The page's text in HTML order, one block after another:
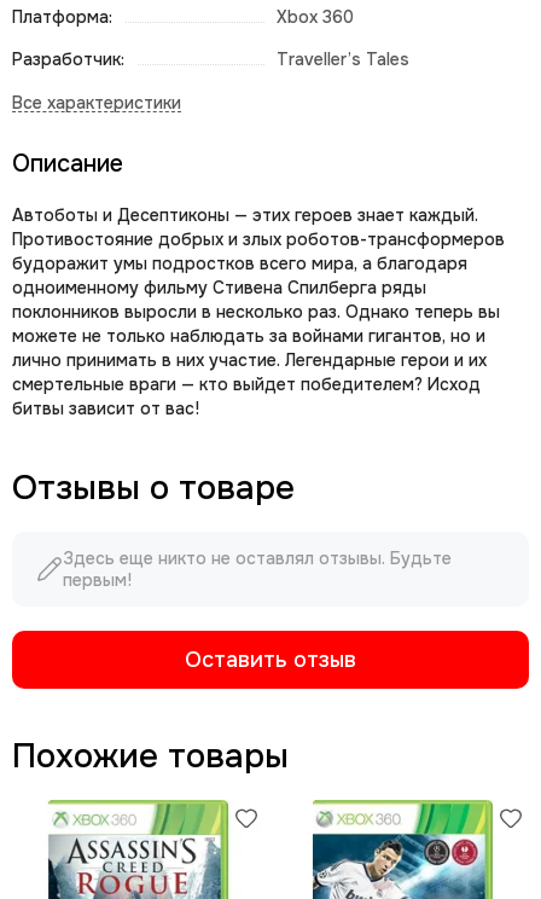
Платформа:
Xbox 360
Разработчик:
Traveller’s Tales
Описание
Автоботы и Десептиконы — этих героев знает каждый.
Противостояние добрых и злых роботов-трансформеров
будоражит умы подростков всего мира, а благодаря
одноименному фильму Стивена Спилберга ряды
поклонников выросли в несколько раз. Однако теперь вы
можете не только наблюдать за войнами гигантов, но и
лично принимать в них участие. Легендарные герои и их
смертельные враги — кто выйдет победителем? Исход
битвы зависит от вас!
Отзывы о товаре
Здесь еще никто не оставлял отзывы. Будьте
первым!
Оставить отзыв
Похожие товары